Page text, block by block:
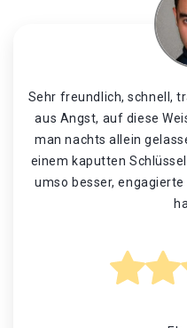
Sehr freundlich, schnell,
aus Angst, auf diese
man nachts allein
einem kaputten
umso besser,